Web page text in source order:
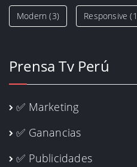
Modern (3) Responsive
Prensa Tv Perú
✅ Marketing
✅ Ganancias
✅ Publicidades